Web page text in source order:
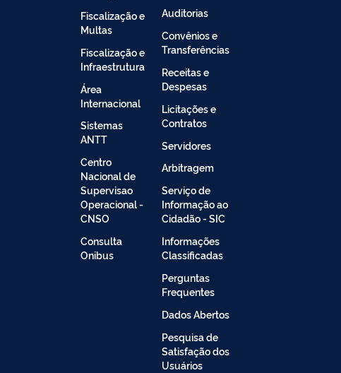
Fiscalização e
Multas
Fiscalização e
Infraestrutura
Área
Internacional
Sistemas
ANTT
Centro
Nacional de
Supervisao
Operacional -
CNSO
Consulta
Onibus
Auditorias
Convênios e
Transferências
Receitas e
Despesas
Licitações e
Contratos
Servidores
Arbitragem
Serviço de
Informação ao
Cidadão - SIC
Informações
Classificadas
Perguntas
Frequentes
Dados Abertos
Pesquisa de
Satisfação dos
Usuários